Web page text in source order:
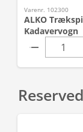
Varenr. 102300
ALKO
Kadavervogn